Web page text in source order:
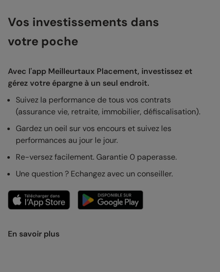
Vos investissements dans
votre poche
Avec l'app Meilleurtaux Placement, investissez et
gérez votre épargne à un seul endroit.
Suivez la performance de tous vos contrats
(assurance vie, retraite, immobilier, défiscalisation).
Gardez un oeil sur vos encours et suivez les
performances au jour le jour.
Re-versez facilement. Garantie 0 paperasse.
Une question ? Echangez avec un conseiller.
En savoir plus